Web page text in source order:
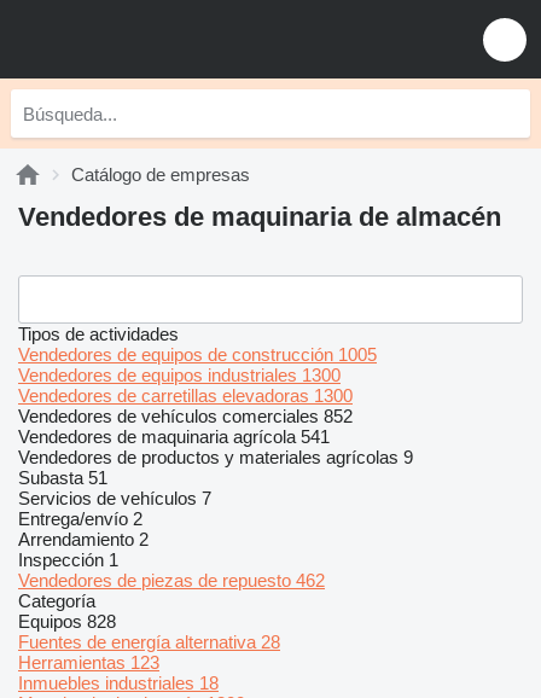
Catálogo de empresas
Vendedores de maquinaria de almacén
Tipos de actividades
Vendedores de equipos de construcción 1005
Vendedores de equipos industriales 1300
Vendedores de carretillas elevadoras 1300
Vendedores de vehículos comerciales 852
Vendedores de maquinaria agrícola 541
Vendedores de productos y materiales agrícolas 9
Subasta 51
Servicios de vehículos 7
Entrega/envío 2
Arrendamiento 2
Inspección 1
Vendedores de piezas de repuesto 462
Categoría
Equipos 828
Fuentes de energía alternativa 28
Herramientas 123
Inmuebles industriales 18